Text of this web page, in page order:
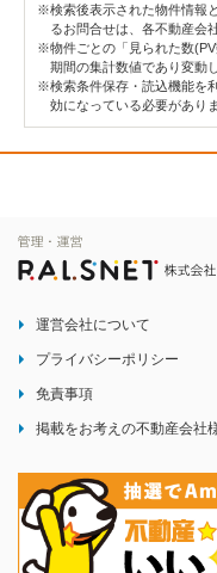
※検索後表示された物件情報
るお問合せは、各不動産会
※物件ごとの「見られた数
期間の集計数値であり変動
※検索条件保存・読込機能を
効になっている必要がありま
運営会社について
プライバシーポリシー
免責事項
掲載をお考えの不動産会社